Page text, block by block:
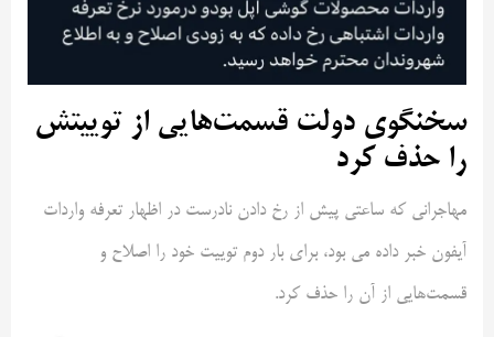
سخنگوی دولت قسمت‌هایی از توییتش
را حذف کرد
مهاجرانی که ساعتی پیش از رخ دادن نادرست در اظهار تعرفه واردات
آیفون خبر داده می بود، برای بار دوم توییت خود را اصلاح و
قسمت‌هایی از آن را حذف کرد.